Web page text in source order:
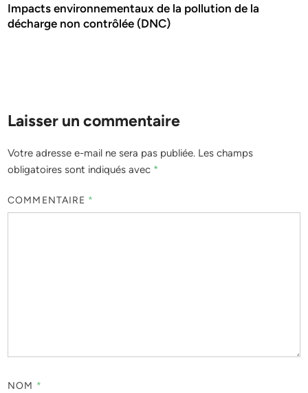
Impacts environnementaux de la pollution de la
décharge non contrôlée (DNC)
Laisser un commentaire
Votre adresse e-mail ne sera pas publiée. Les champs
obligatoires sont indiqués avec *
COMMENTAIRE *
NOM *